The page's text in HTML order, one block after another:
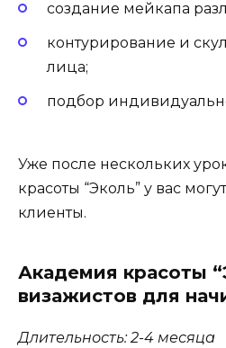
создание мейкапа
контурирование и
лица;
подбор
Уже после нескольких
красоты “Эколь” у вас
клиенты.
Академия красоты
визажистов для
Длительность: 2-4 месяца